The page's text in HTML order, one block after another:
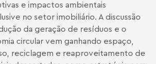
e impactos ambientais
no setor imobiliário. A discussão
da geração de resíduos e o
circular vem ganhando espaço,
reciclagem e reaproveitamento de